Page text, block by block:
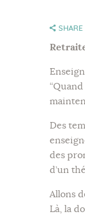
SHARE
Des
des
d’un
Allons
Là, la